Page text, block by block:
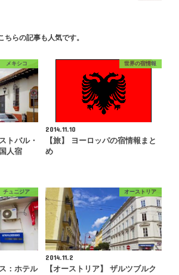
ちらの記事も人気です。
メキシコ
トバル・
人宿
世界の宿情報
2014.11.10
【旅】 ヨーロッパの宿情報まと
め
チュニジア
：ホテル
オーストリア
2014.11.2
【オーストリア】 ザルツブルク